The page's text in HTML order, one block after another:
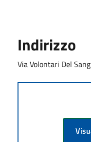
Indirizzo
Via Volontari Del